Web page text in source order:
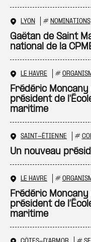
LYON # NOMINATIONS
Gaëtan de Saint
national de la
LE HAVRE #
Frédéric
président de
maritime
SAINT-ÉTIENNE #
Un nouveau
LE HAVRE #
Frédéric
président de
maritime